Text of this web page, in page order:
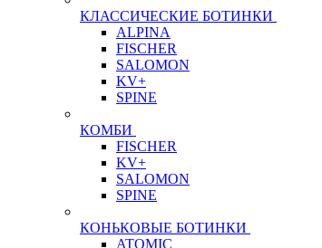
КЛАССИЧЕСКИЕ БОТИНКИ
ALPINA
FISCHER
SALOMON
KV+
SPINE
КОМБИ
FISCHER
KV+
SALOMON
SPINE
КОНЬКОВЫЕ БОТИНКИ
ATOMIC